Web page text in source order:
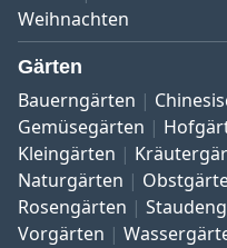
Weihnachten
Gärten
Bauerngärten
Gemüsegärten
Kleingärten
Naturgärten
Rosengärten
Vorgärten